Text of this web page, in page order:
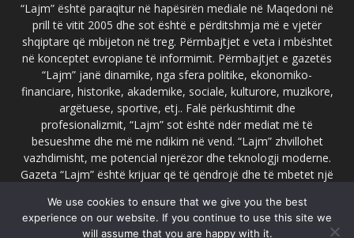
“Lajm” është paraqitur në hapësirën mediale në Maqedoni në
prill të vitit 2005 dhe sot është e përditshmja më e vjetër
shqiptare që mbijeton në treg. Përmbajtjet e veta i mbështet
në konceptet evropiane të informimit. Përmbajtjet e gazetës
“Lajm” janë dinamike, nga sfera politike, ekonomiko-
financiare, historike, akademike, sociale, kulturore, muzikore,
argëtuese, sportive, etj.. Falë përkushtimit dhe
profesionalizmit, “Lajm” sot është ndër mediat më të
besueshme dhe më me ndikim në vend. “Lajm” zhvillohet
vazhdimisht, me potencial njerëzor dhe teknologji moderne.
Gazeta “Lajm” është krijuar që të qëndrojë dhe të mbetet një
faqja zyrtare e gazetës “Lajm”, www.lajmpress.org është një
ndër portalet më të njohur në Maqedoni.
We use cookies to ensure that we give you the best
experience on our website. If you continue to use this site we
will assume that you are happy with it.